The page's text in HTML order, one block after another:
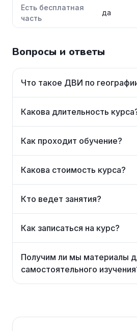
Есть бесплатная
часть
да
Вопросы и ответы
Что такое ДВИ по
Какова длительность
Как проходит обучение?
Какова стоимость курса?
Кто ведет занятия?
Как записаться на курс?
Получим ли мы материалы
самостоятельного